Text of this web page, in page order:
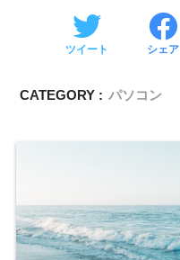
ツイート シェア
CATEGORY : パソコン